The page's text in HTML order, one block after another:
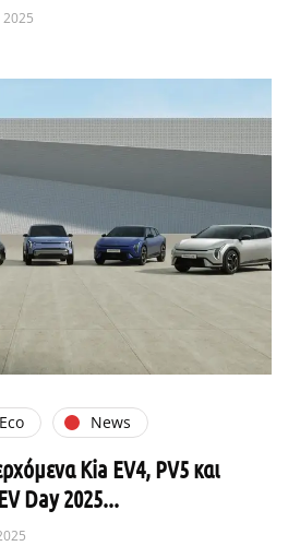
Eco News
Kia EV4, PV5 και
Day 2025...